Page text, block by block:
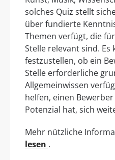
solches Quiz stellt
über fundierte
Themen verfügt, die
Stelle relevant sind.
festzustellen, ob ein
Stelle erforderliche
Allgemeinwissen
helfen, einen
Potenzial hat, sich
Mehr nützliche
lesen .